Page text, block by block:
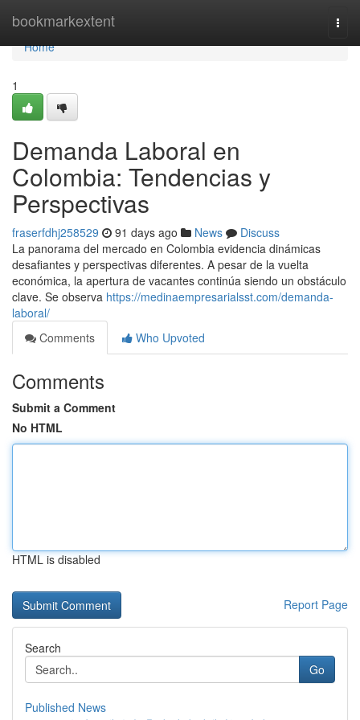
bookmarkextent
Home
Home
1
Demanda Laboral en
Colombia: Tendencias y
Perspectivas
fraserfdhj258529 91 days ago News
Discuss
La panorama del mercado en Colombia evidencia dinámicas
desafiantes y perspectivas diferentes. A pesar de la vuelta
económica, la apertura de vacantes continúa siendo un obstáculo
clave. Se observa https://medinaempresarialsst.com/demanda-
laboral/
Comments
Who Upvoted
Comments
Submit a Comment
No HTML
HTML is disabled
Report Page
Search
Go
Published News